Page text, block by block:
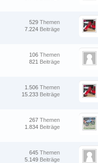
Themen
529
Beiträge
7.224
Themen
106
Beiträge
821
Themen
1.506
Beiträge
15.233
Themen
267
Beiträge
1.834
Themen
645
Beiträge
5.149